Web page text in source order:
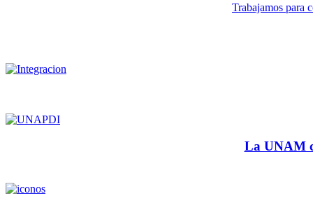
Trabajamos para
La UNAM